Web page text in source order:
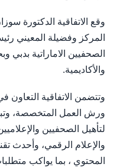
وقع الاتفاقية الدكتورة
المركز وفضيلة المعيني
الصحفيين الاماراتية
والأكاديمية.
وتتضمن الاتفاقية التعاون
ورش العمل المتخصصة،
لتأهيل الصحفيين
والإعلام الرقمي، وأحدث
المحتوي ، بما يواكب